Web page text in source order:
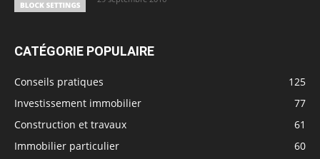
CATÉGORIE POPULAIRE
Conseils pratiques
125
Investissement immobilier
77
Construction et travaux
61
Immobilier particulier
60